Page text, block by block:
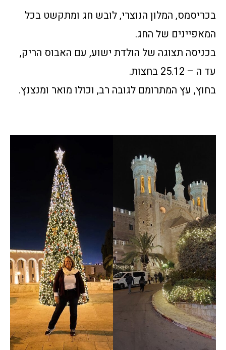
בכריסמס, המלון הנוצרי, לובש חג ומתקשט בכל
המאפיינים של החג.
בכניסה תצוגה של הולדת ישוע, עם האבוס הריק,
עד ה – 25.12 בחצות.
בחוץ, עץ המתרומם לגובה רב, וכולו מואר ומנצנץ.